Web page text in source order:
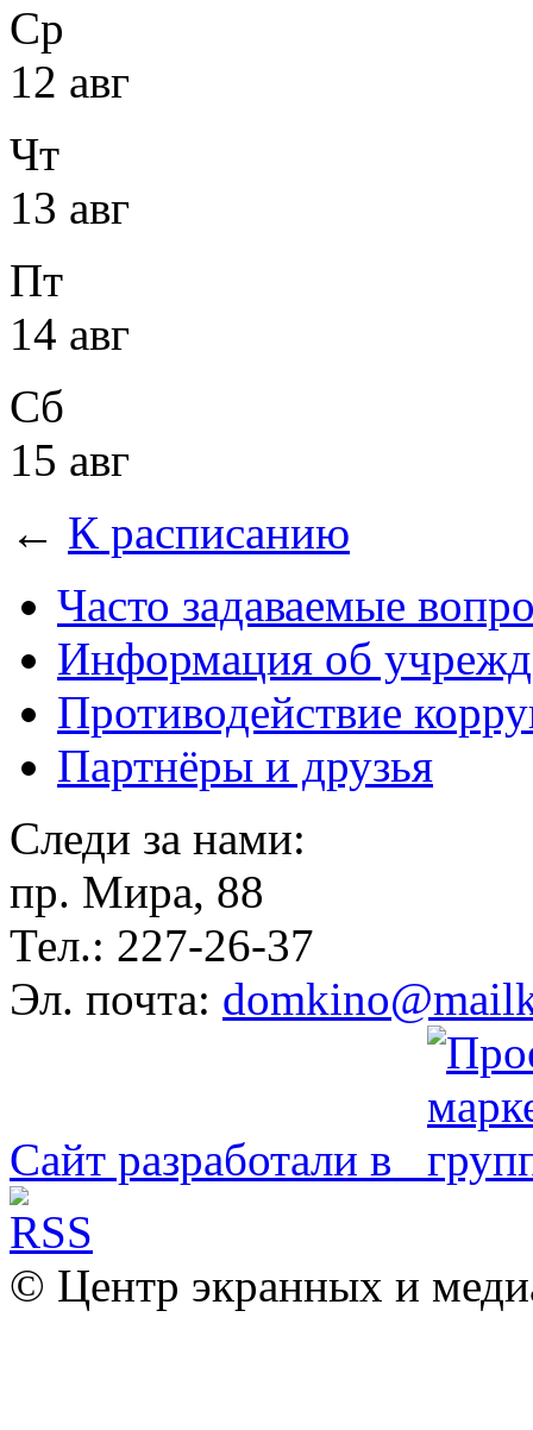
Ср
12 авг
Чт
13 авг
Пт
14 авг
Сб
15 авг
← К расписанию
Часто задаваемые
Информация об
Противодействие
Партнёры и друзья
Следи за нами:
пр. Мира, 88
Тел.: 227-26-37
Эл. почта:
Сайт разработали в
© Центр экранных и